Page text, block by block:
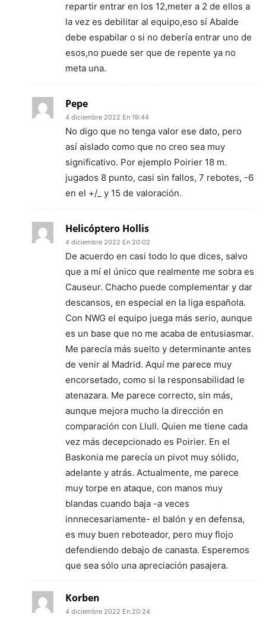
repartir entrar en los 12,meter a 2 de ellos a
la vez es debilitar al equipo,eso sí Abalde
debe espabilar o si no debería entrar uno de
esos,no puede ser que de repente ya no
meta una.
Pepe
4 diciembre 2022 En 19:44
No digo que no tenga valor ese dato, pero
así aislado como que no creo sea muy
significativo. Por ejemplo Poirier 18 m.
jugados 8 punto, casi sin fallos, 7 rebotes, -6
en el +/_ y 15 de valoración.
Helicóptero Hollis
4 diciembre 2022 En 20:02
De acuerdo en casi todo lo que dices, salvo
que a mí el único que realmente me sobra es
Causeur. Chacho puede complementar y dar
descansos, en especial en la liga española.
Con NWG el equipo juega más serio, aunque
es un base que no me acaba de entusiasmar.
Me parecía más suelto y determinante antes
de venir al Madrid. Aquí me parece muy
encorsetado, como si la responsabilidad le
atenazara. Me parece correcto, sin más,
aunque mejora mucho la dirección en
comparación con Llull. Quien me tiene cada
vez más decepcionado es Poirier. En el
Baskonia me parecía un pivot muy sólido,
adelante y atrás. Actualmente, me parece
muy torpe en ataque, con manos muy
blandas cuando baja -a veces
innnecesariamente- el balón y en defensa,
es muy buen reboteador, pero muy flojo
defendiendo debajo de canasta. Esperemos
que sea sólo una apreciación pasajera.
Korben
4 diciembre 2022 En 20:24